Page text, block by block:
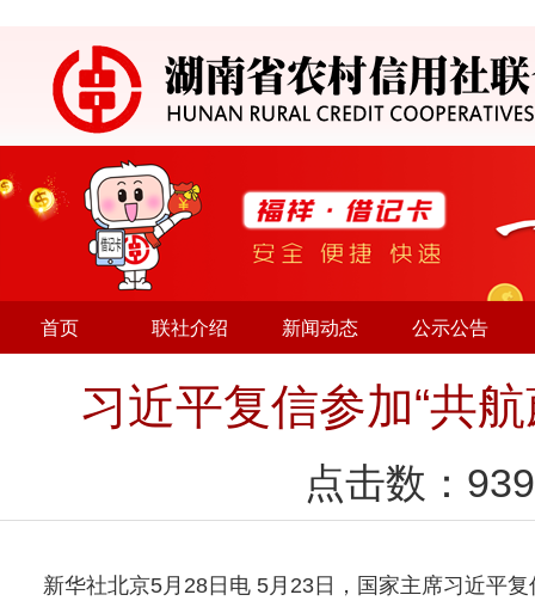
首页 联社介绍 新闻动态 公示公告
习近平复信参加“共
点击数： 939
新华社北京5月28日电 5月23日，国家主席习近平